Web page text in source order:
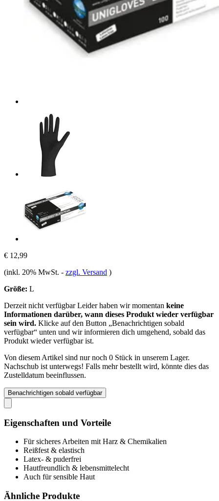
€ 12,99
(inkl. 20% MwSt. - zzgl. Versand )
Größe: L
Derzeit nicht verfügbarLeider haben wir momentan keine
Informationen darüber, wann dieses Produkt wieder verfügbar
sein wird. Klicke auf den Button „Benachrichtigen sobald
verfügbar“ unten und wir informieren dich umgehend, sobald das
Produkt wieder verfügbar ist.
Von diesem Artikel sind nur noch 0 Stück in unserem Lager.
Nachschub ist unterwegs! Falls mehr bestellt wird, könnte dies das
Zustelldatum beeinflussen.
Benachrichtigen sobald verfügbar
Eigenschaften und Vorteile
Für sicheres Arbeiten mit Harz & Chemikalien
Reißfest & elastisch
Latex- & puderfrei
Hautfreundlich & lebensmittelecht
Auch für sensible Haut
Ähnliche Produkte